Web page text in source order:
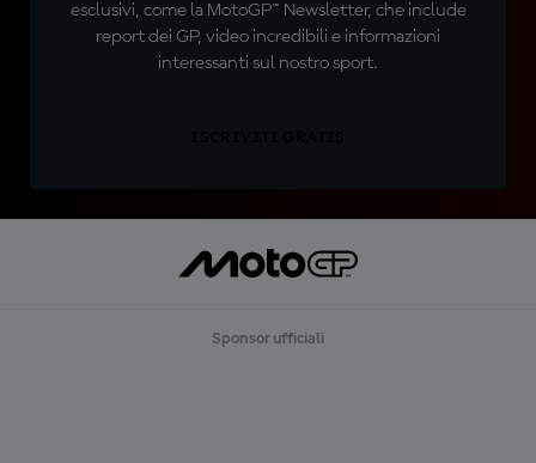
esclusivi, come la MotoGP™ Newsletter, che include
report dei GP, video incredibili e informazioni
interessanti sul nostro sport.
Sponsor ufficiali